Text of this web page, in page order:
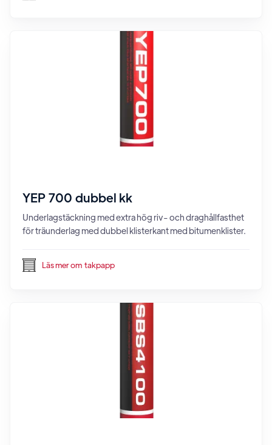
YEP 700 dubbel kk
Underlagstäckning med extra hög riv- och draghållfasthet
för träunderlag med dubbel klisterkant med bitumenklister.
Läs mer om takpapp